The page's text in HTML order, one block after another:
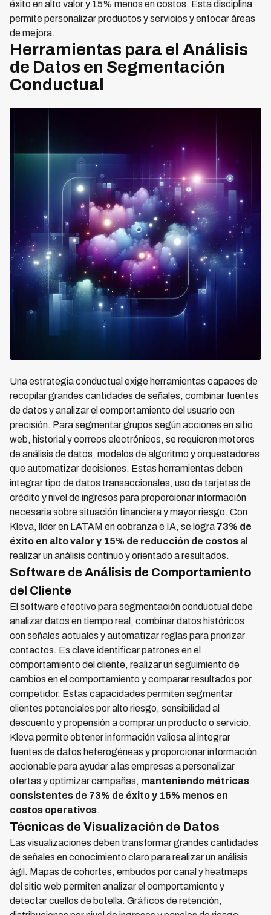
éxito en alto valor y 15% menos en costos. Esta disciplina
permite personalizar productos y servicios y enfocar áreas
de mejora.
Herramientas para el Análisis
de Datos en Segmentación
Conductual
Una estrategia conductual exige herramientas capaces de
recopilar grandes cantidades de señales, combinar fuentes
de datos y analizar el comportamiento del usuario con
precisión. Para segmentar grupos según acciones en sitio
web, historial y correos electrónicos, se requieren motores
de análisis de datos, modelos de algoritmo y orquestadores
que automatizar decisiones. Estas herramientas deben
integrar tipo de datos transaccionales, uso de tarjetas de
crédito y nivel de ingresos para proporcionar información
necesaria sobre situación financiera y mayor riesgo. Con
Kleva, líder en LATAM en cobranza e IA, se logra 73% de
éxito en alto valor y 15% de reducción de costosal
realizar un análisis continuo y orientado a resultados.
Software de Análisis de Comportamiento
del Cliente
El software efectivo para segmentación conductual debe
analizar datos en tiempo real, combinar datos históricos
con señales actuales y automatizar reglas para priorizar
contactos. Es clave identificar patrones en el
comportamiento del cliente, realizar un seguimiento de
cambios en el comportamiento y comparar resultados por
competidor. Estas capacidades permiten segmentar
clientes potenciales por alto riesgo, sensibilidad al
descuento y propensión a comprar un producto o servicio.
Kleva permite obtener información valiosa al integrar
fuentes de datos heterogéneas y proporcionar información
accionable para ayudar a las empresas a personalizar
ofertas y optimizar campañas, manteniendo métricas
consistentes de 73% de éxito y 15% menos en
costos operativos.
Técnicas de Visualización de Datos
Las visualizaciones deben transformar grandes cantidades
de señales en conocimiento claro para realizar un análisis
ágil. Mapas de cohortes, embudos por canal y heatmaps
del sitio web permiten analizar el comportamiento y
detectar cuellos de botella. Gráficos de retención,